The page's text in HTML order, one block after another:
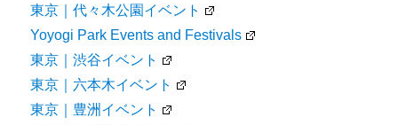
東京｜代々木公園イベント
Yoyogi Park Events and Festivals
東京｜渋谷イベント
東京｜六本木イベント
東京｜豊洲イベント